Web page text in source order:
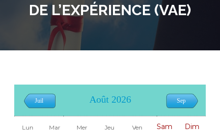
DE L’EXPÉRIENCE (VAE)
Juil Août 2026 Sep
Lun Mar Mer Jeu Ven Sam Dim